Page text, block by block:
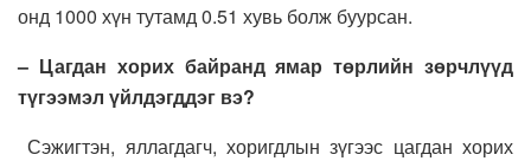
онд 1000 хүн тутамд 0.51 хувь болж буурсан.
– Цагдан хорих байранд ямар төрлийн зөрчлүүд
түгээмэл үйлдэгддэг вэ?
Сэжигтэн, яллагдагч, хоригдлын зүгээс цагдан хорих